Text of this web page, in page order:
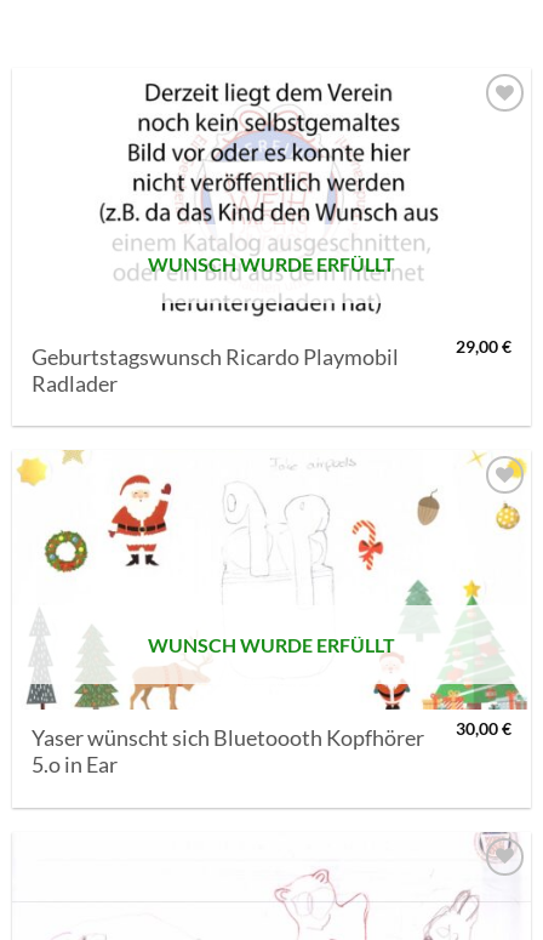
WUNSCH WURDE ERFÜLLT
Geburtstagswunsch Ricardo Playmobil
Radlader
29,00€
AUF MEINE
WUNSCH WURDE ERFÜLLT
Yaser wünscht sich Bluetoooth Kopfhörer
5.o in Ear
30,00€
AUF MEINE
MERKLISTE